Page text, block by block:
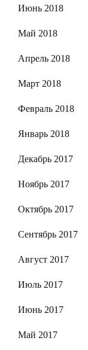
Июнь 2018
Май 2018
Апрель 2018
Март 2018
Февраль 2018
Январь 2018
Декабрь 2017
Ноябрь 2017
Октябрь 2017
Сентябрь 2017
Август 2017
Июль 2017
Июнь 2017
Май 2017